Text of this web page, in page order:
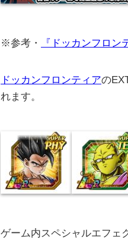
※参考・ 『ドッカンフロ
ドッカンフロンティアの
れます。
ゲーム内スペシャルエフェ